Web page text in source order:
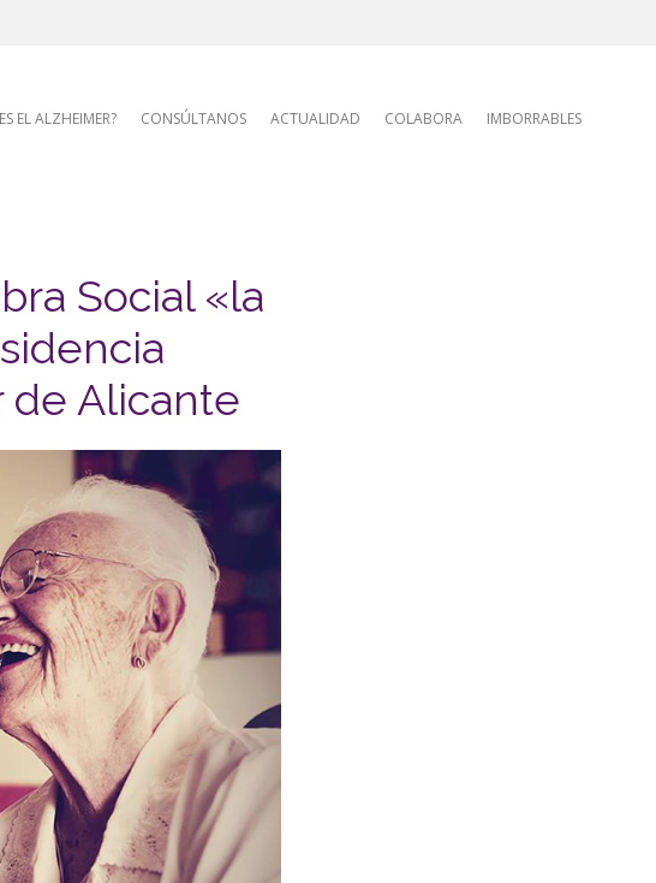
EL ALZHEIMER? CONSÚLTANOS ACTUALIDAD COLABORA IMBORRABLES
Social «la
de Alicante